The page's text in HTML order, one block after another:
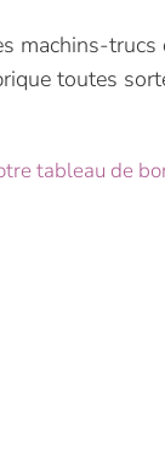
machins-
toutes
tableau de